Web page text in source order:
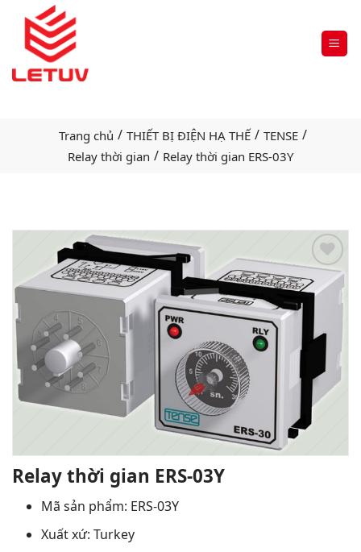
Trang chủ / THIẾT BỊ ĐIỆN HẠ THẾ / TENSE /
Relay thời gian / Relay thời gian ERS-03Y
Add
to
wishlist
Relay thời gian ERS-03Y
Mã sản phẩm: ERS-03Y
Xuất xứ: Turkey